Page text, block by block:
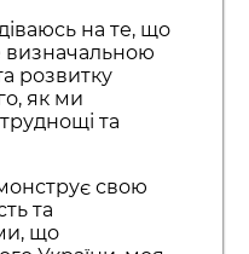
на те, що
визначальною
розвитку
як ми
та
свою
та
що